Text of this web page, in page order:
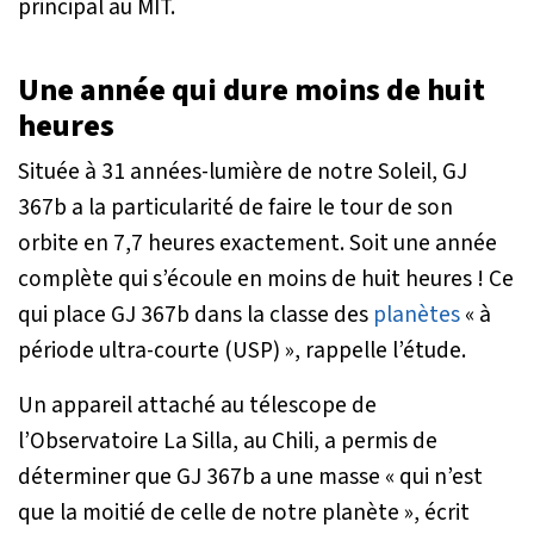
principal au MIT.
Une année qui dure moins de huit
heures
Située à 31 années-lumière de notre Soleil, GJ
367b a la particularité de faire le tour de son
orbite en 7,7 heures exactement. Soit une année
complète qui s’écoule en moins de huit heures ! Ce
qui place GJ 367b dans la classe des planètes« à
période ultra-courte (USP) », rappelle l’étude.
Un appareil attaché au télescope de
l’Observatoire La Silla, au Chili, a permis de
déterminer que GJ 367b a une masse « qui n’est
que la moitié de celle de notre planète », écrit